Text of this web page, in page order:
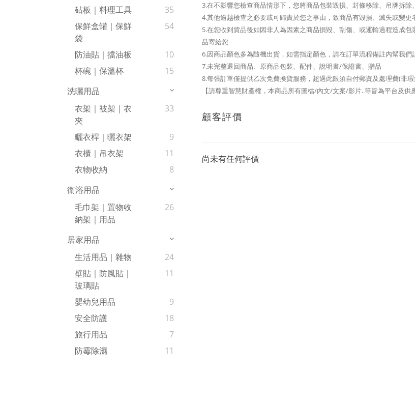
砧板｜料理工具
35
保鮮盒罐｜保鮮
袋
54
防油貼｜擋油板
10
杯碗｜保溫杯
15
洗曬用品
衣架｜被架｜衣
夾
33
曬衣桿｜曬衣架
9
衣櫃｜吊衣架
11
衣物收納
8
衛浴用品
毛巾架｜置物收
納架｜用品
26
居家用品
生活用品｜雜物
24
壁貼｜防風貼｜
玻璃貼
11
嬰幼兒用品
9
安全防護
18
旅行用品
7
防霉除濕
11
3.在不影響您檢查商品情形下，您將商品包裝毀損、封條移除、吊牌拆
4.其他逾越檢查之必要或可歸責於您之事由，致商品有毀損、滅失或變更
5.在您收到貨品後如因非人為因素之商品損毀、刮傷、或運輸過程造成
品寄給您
6.因商品顏色多為隨機出貨，如需指定顏色，請在訂單流程備註內幫我
7.未完整退回商品、原商品包裝、配件、說明書/保證書、贈品
8.每張訂單僅提供乙次免費換貨服務，超過此限須自付郵資及處理費(非
【請尊重智慧財產權，本商品所有圖檔/內文/文案/影片..等皆為平台及供
顧客評價
尚未有任何評價